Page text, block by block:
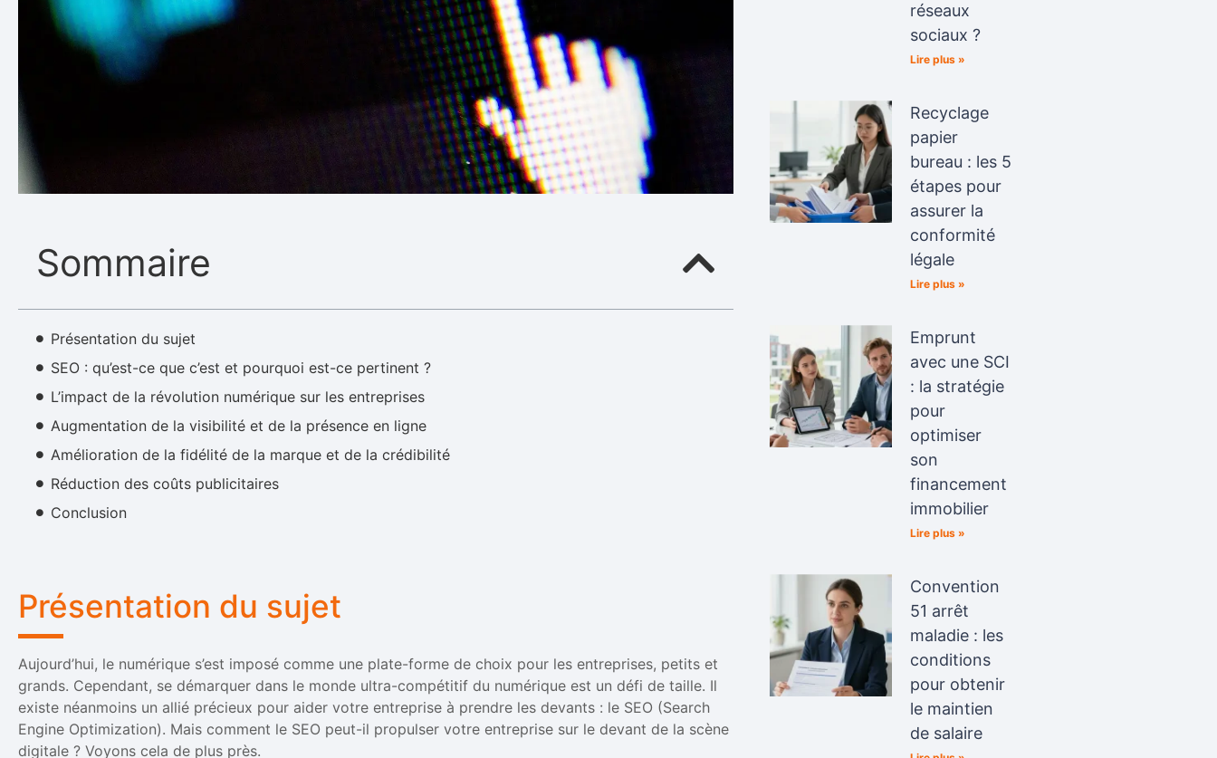
Sommaire
Présentation du sujet
SEO : qu’est-ce que c’est et pourquoi est-ce pertinent ?
L’impact de la révolution numérique sur les entreprises
Augmentation de la visibilité et de la présence en ligne
Amélioration de la fidélité de la marque et de la crédibilité
Réduction des coûts publicitaires
Conclusion
Présentation du sujet
Aujourd’hui, le numérique s’est imposé comme une plate-forme de choix pour les entreprises, petits et
grands. Cependant, se démarquer dans le monde ultra-compétitif du numérique est un défi de taille. Il
existe néanmoins un allié précieux pour aider votre entreprise à prendre les devants : le SEO (Search
Engine Optimization). Mais comment le SEO peut-il propulser votre entreprise sur le devant de la scène
digitale ? Voyons cela de plus près.
réseaux
sociaux ?
Lire plus »
Recyclage
papier
bureau : les 5
étapes pour
assurer la
conformité
légale
Lire plus »
Emprunt
avec une SCI
: la stratégie
pour
optimiser
son
financement
immobilier
Lire plus »
Convention
51 arrêt
maladie : les
conditions
pour obtenir
le maintien
de salaire